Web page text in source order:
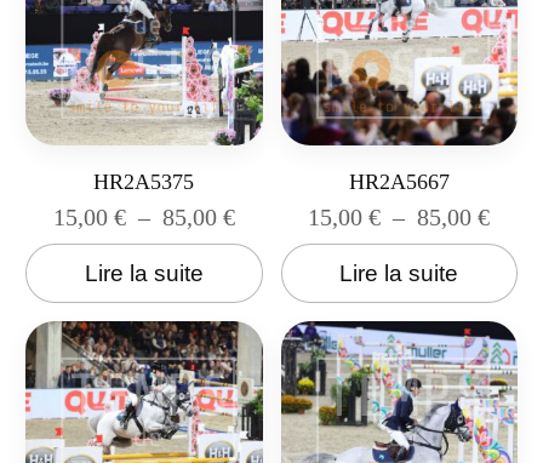
HR2A5375
15,00 € – 85,00 €
Lire la suite
HR2A5667
15,00€ – 85,00€
Lire la suite